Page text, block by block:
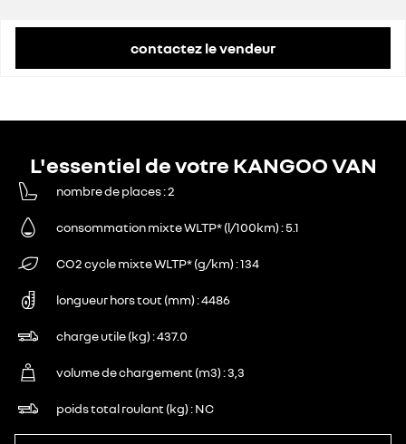
contactez le vendeur
L'essentiel de votre KANGOO VAN
nombre de places 2
consommation mixte WLTP* (l/100km) 5.1
CO2 cycle mixte WLTP* (g/km) 134
longueur hors tout (mm) 4486
charge utile (kg) 437.0
volume de chargement (m3) 3,3
poids total roulant (kg) NC